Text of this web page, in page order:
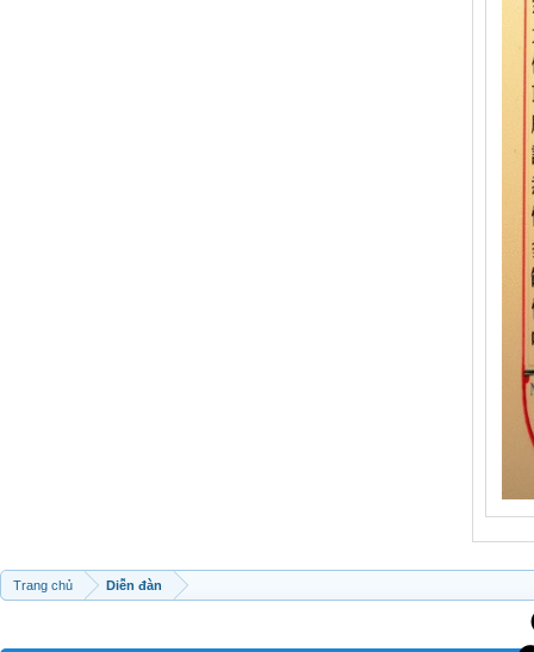
Trang chủ Diễn đàn